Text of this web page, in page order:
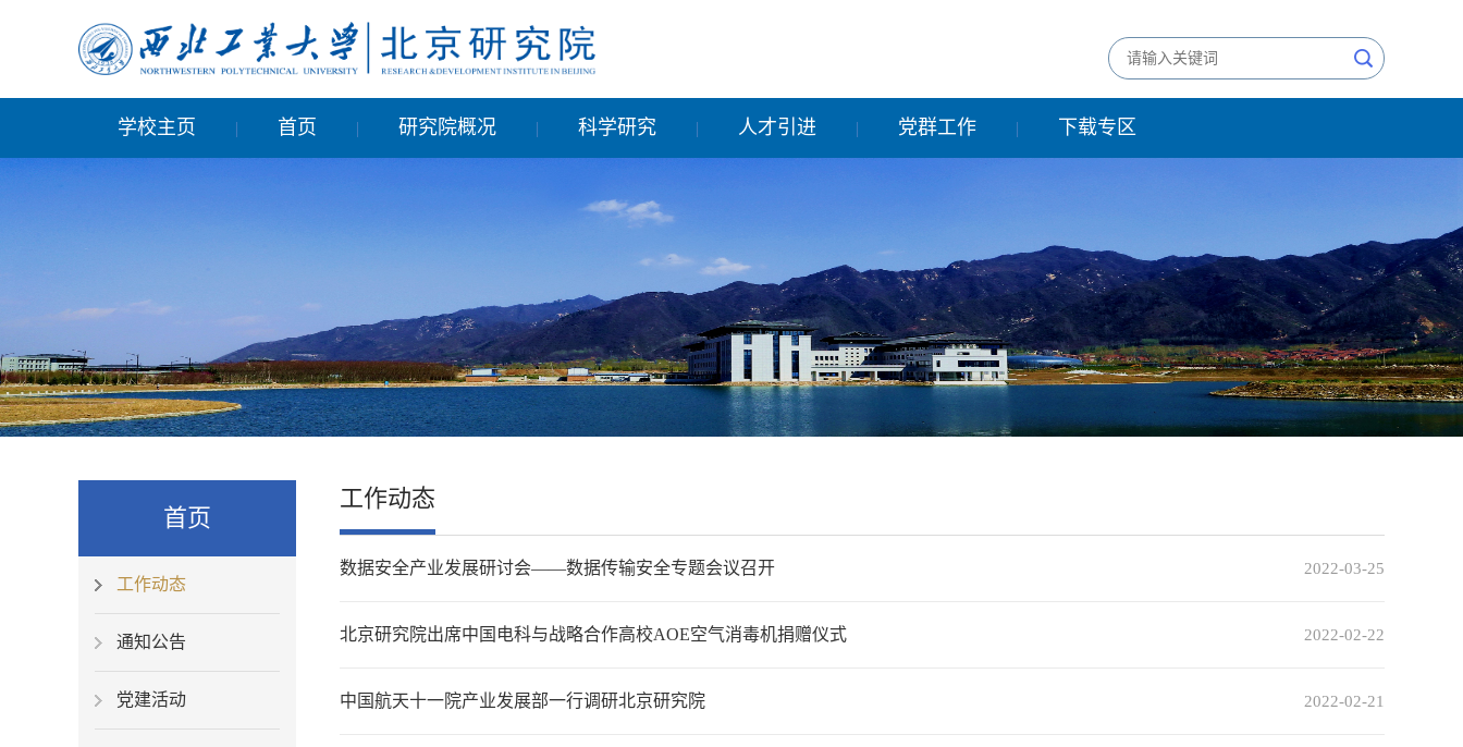
学校主页 | 首页 | 研究院概况 | 科学研究 | 人才引进 | 党群工作 | 下载专区
首页
工作动态
通知公告
党建活动
工作动态
2022-03-25
数据安全产业发展研讨会——数据传输安全专题会议召开
2022-02-22
北京研究院出席中国电科与战略合作高校AOE空气消毒机捐赠仪式
2022-02-21
中国航天十一院产业发展部一行调研北京研究院